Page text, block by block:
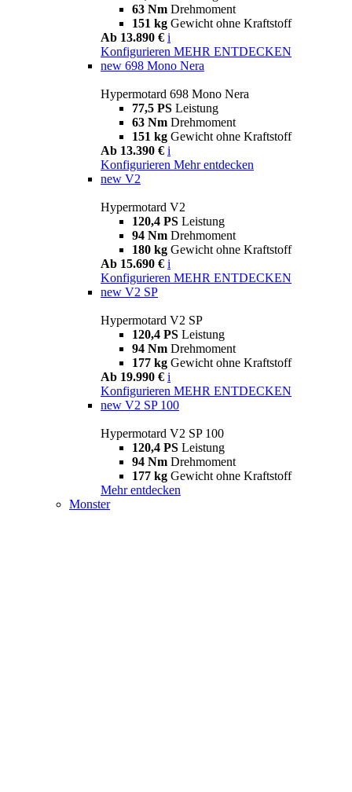
63 Nm Drehmoment
151 kg Gewicht ohne Kraftstoff
Ab 13.890 € i
Konfigurieren MEHR ENTDECKEN
new 698 Mono Nera
Hypermotard 698 Mono Nera
77,5 PS Leistung
63 Nm Drehmoment
151 kg Gewicht ohne Kraftstoff
Ab 13.390 € i
Konfigurieren Mehr entdecken
new V2
Hypermotard V2
120,4 PS Leistung
94 Nm Drehmoment
180 kg Gewicht ohne Kraftstoff
Ab 15.690 € i
Konfigurieren MEHR ENTDECKEN
new V2 SP
Hypermotard V2 SP
120,4 PS Leistung
94 Nm Drehmoment
177 kg Gewicht ohne Kraftstoff
Ab 19.990 € i
Konfigurieren MEHR ENTDECKEN
new V2 SP 100
Hypermotard V2 SP 100
120,4 PS Leistung
94 Nm Drehmoment
177 kg Gewicht ohne Kraftstoff
Mehr entdecken
Monster